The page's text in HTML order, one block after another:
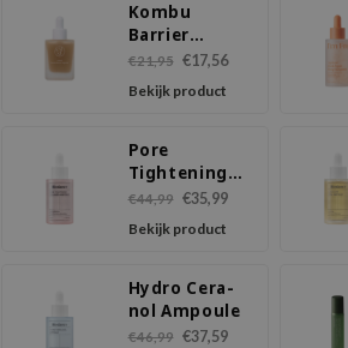
Kombu
Barrier
Ampoule
€21,95 €17,56
Bekijk product
Pore
Tightening
Collagen
Ampoule
€44,99 €35,99
Bekijk product
Hydro Cera-
nol Ampoule
€46,99 €37,59